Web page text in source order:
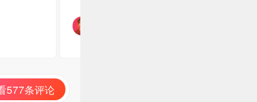
577条评论